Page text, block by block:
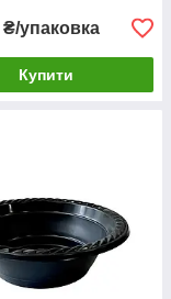
₴/упаковка
Купити